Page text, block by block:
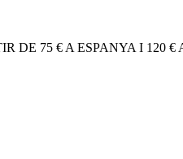
DE 75 € A ESPANYA I 120 €